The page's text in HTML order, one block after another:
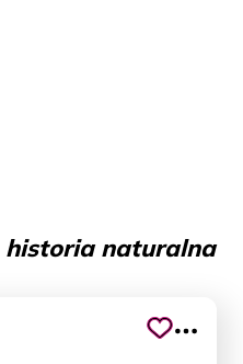
historia naturalna